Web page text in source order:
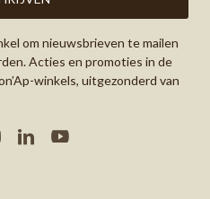
om nieuwsbrieven te mailen
Acties en promoties in de
winkels, uitgezonderd van
Instagram
Linkedin